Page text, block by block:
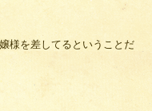
様を差してるということだ